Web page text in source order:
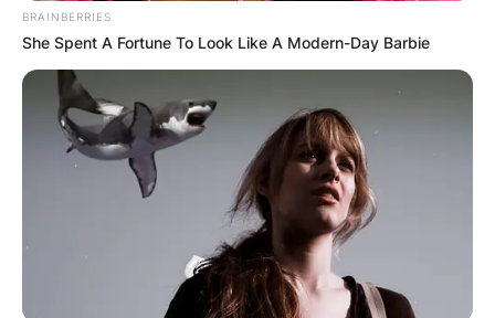
BRAINBERRIES
She Spent A Fortune To Look Like A Modern-Day Barbie